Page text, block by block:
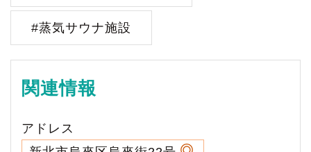
#蒸気サウナ施設
関連情報
アドレス